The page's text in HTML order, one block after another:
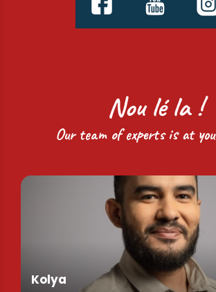
Nou lé la !
Our team of experts is at
Kolya